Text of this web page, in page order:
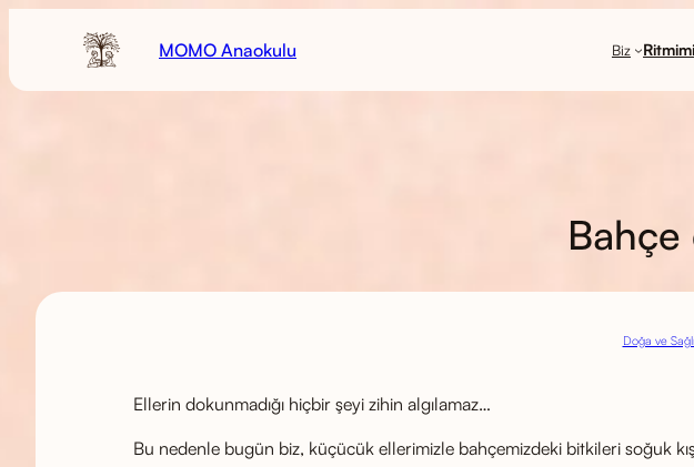
MOMO Anaokulu Biz
Bahçe
Doğa ve
Ellerin dokunmadığı hiçbir şeyi zihin algılamaz…
Bu nedenle bugün biz, küçücük ellerimizle bahçemizdeki bitkileri soğuk